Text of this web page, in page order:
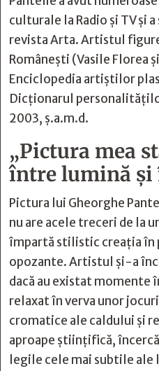
culturale la Radio şi TV și
revista Arta. Artistul
Româneşti (Vasile Florea
Enciclopedia artiştilor
Dicţionarul
2003, ş.a.m.d.
„Pictura mea
între lumină şi
Pictura lui Gheorghe
nu are acele treceri de la
împartă stilistic creaţia în
opozante. Artistul şi-a
dacă au existat momente
relaxat în verva unor
cromatice ale caldului şi
aproape ştiinţifică,
legile cele mai subtile